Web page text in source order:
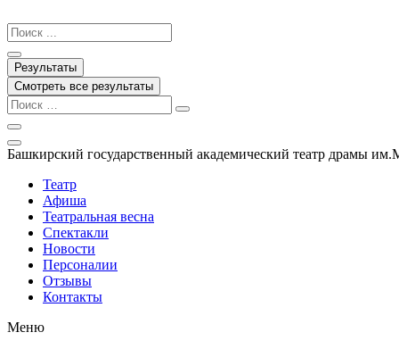
к
содержимому
Search
...
Результаты
Смотреть все результаты
Башкирский государственный академический театр драмы
Театр
Афиша
Театральная весна
Спектакли
Новости
Персоналии
Отзывы
Контакты
Меню